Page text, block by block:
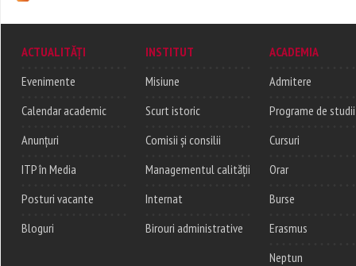
ACTUALITĂȚI
Evenimente
Calendar academic
Anunțuri
ITP în Media
Posturi vacante
Bloguri
INSTITUT
Misiune
Scurt istoric
Comisii și consilii
Managementul calității
Internat
Birouri administrative
ACADEMIA
Admitere
Programe de studii
Cursuri
Orar
Burse
Erasmus
Neptun